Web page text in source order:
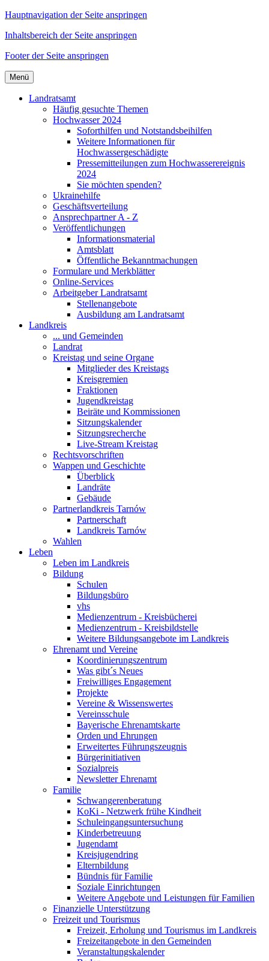
Hauptnavigation der Seite anspringen
Inhaltsbereich der Seite anspringen
Footer der Seite anspringen
Menü
Landratsamt
Häufig gesuchte Themen
Hochwasser 2024
Soforthilfen und Notstandsbeihilfen
Weitere Informationen für
Hochwassergeschädigte
Pressemitteilungen zum Hochwasserereignis
2024
Sie möchten spenden?
Ukrainehilfe
Geschäftsverteilung
Ansprechpartner A - Z
Veröffentlichungen
Informationsmaterial
Amtsblatt
Öffentliche Bekanntmachungen
Formulare und Merkblätter
Online-Services
Arbeitgeber Landratsamt
Stellenangebote
Ausbildung am Landratsamt
Landkreis
... und Gemeinden
Landrat
Kreistag und seine Organe
Mitglieder des Kreistags
Kreisgremien
Fraktionen
Jugendkreistag
Beiräte und Kommissionen
Sitzungskalender
Sitzungsrecherche
Live-Stream Kreistag
Rechtsvorschriften
Wappen und Geschichte
Überblick
Landräte
Gebäude
Partnerlandkreis Tarnów
Partnerschaft
Landkreis Tarnów
Wahlen
Leben
Leben im Landkreis
Bildung
Schulen
Bildungsbüro
vhs
Medienzentrum - Kreisbücherei
Medienzentrum - Kreisbildstelle
Weitere Bildungsangebote im Landkreis
Ehrenamt und Vereine
Koordinierungszentrum
Was gibt´s Neues
Freiwilliges Engagement
Projekte
Vereine & Wissenswertes
Vereinsschule
Bayerische Ehrenamtskarte
Orden und Ehrungen
Erweitertes Führungszeugnis
Bürgerinitiativen
Sozialpreis
Newsletter Ehrenamt
Familie
Schwangerenberatung
KoKi - Netzwerk frühe Kindheit
Schuleingangsuntersuchung
Kinderbetreuung
Jugendamt
Kreisjugendring
Elternbildung
Bündnis für Familie
Soziale Einrichtungen
Weitere Angebote und Leistungen für Familien
Finanzielle Unterstützung
Freizeit und Tourismus
Freizeit, Erholung und Tourismus im Landkreis
Freizeitangebote in den Gemeinden
Veranstaltungskalender